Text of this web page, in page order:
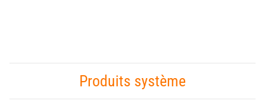
Produits système